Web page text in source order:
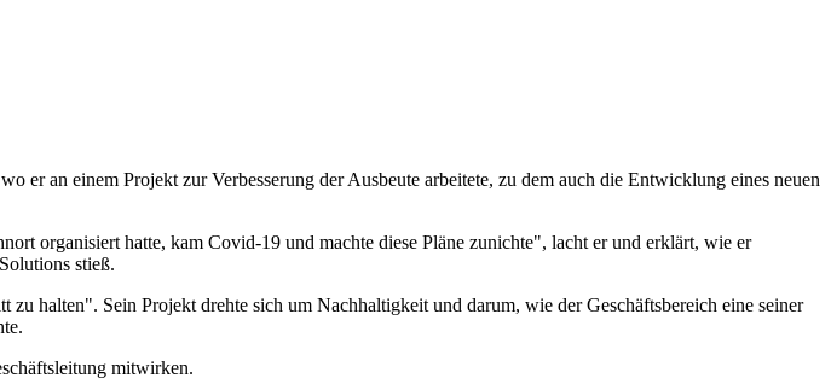
an einem Projekt zur Verbesserung der Ausbeute arbeitete, zu dem auch die Entwicklung eines neuen
organisiert hatte, kam Covid-19 und machte diese Pläne zunichte", lacht er und erklärt, wie er
stieß.
halten". Sein Projekt drehte sich um Nachhaltigkeit und darum, wie der Geschäftsbereich eine seiner
mitwirken.